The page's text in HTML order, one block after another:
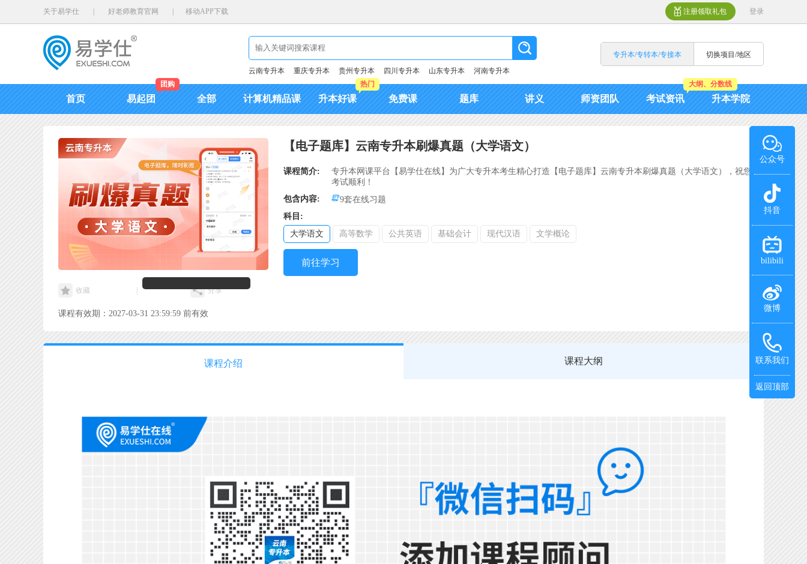
关于易学仕 好老师教育官网 移动APP下载 注册领取礼包 登录
云南专升本 重庆专升本 贵州专升本 四川专升本 山东专升本 河南专升本
专升本/专转本/专接本 切换项目/地区
首页 易起团
团购
全部 计算机精品课 升本好课
热门
免费课 题库 讲义 师资团队 考试资讯
大纲、分数线
升本学院
收藏 分享
课程有效期：2027-03-31 23:59:59 前有效
【电子题库】云南专升本刷爆真题（大学语文）
课程简介:
专升本网课平台【易学仕在线】为广大专升本考生精心打造【电子题库】云南专升本刷爆真题（大学语文），祝您
考试顺利！
包含内容:
9套在线习题
科目:
大学语文
高等数学 公共英语 基础会计 现代汉语 文学概论
前往学习
课程介绍 课程大纲
公众号
抖音
bilibili
微博
联系我们
返回顶部